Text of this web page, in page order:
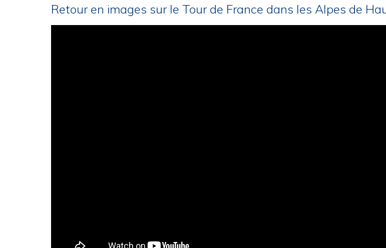
Retour en images sur le Tour de France dans les Alpes de